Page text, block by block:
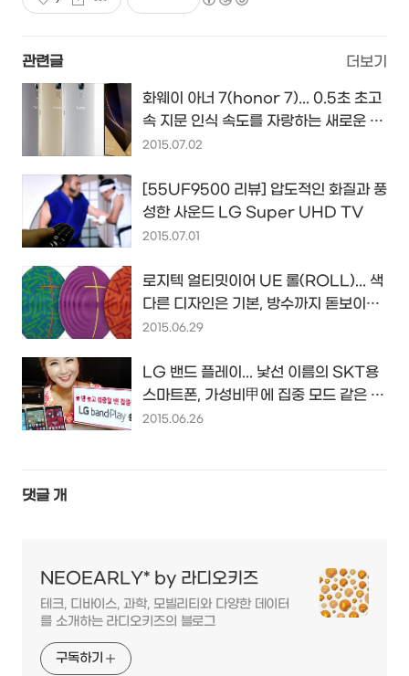
관련글 더보기
화웨이 아너 7(honor 7)... 0.5초 초고
속 지문 인식 속도를 자랑하는 새로운 스
마트폰의 등장...
2015.07.02
[55UF9500 리뷰] 압도적인 화질과 풍
성한 사운드 LG Super UHD TV
2015.07.01
로지텍 얼티밋이어 UE 롤(ROLL)... 색
다른 디자인은 기본, 방수까지 돋보이는
블루투스 스피커...
2015.06.29
LG 밴드 플레이... 낯선 이름의 SKT용
스마트폰, 가성비甲에 집중 모드 같은 차
별화도 돋보인다...
2015.06.26
댓글 개
NEOEARLY* by 라디오키즈
테크, 디바이스, 과학, 모빌리티와 다양한 데이터
를 소개하는 라디오키즈의 블로그
구독하기